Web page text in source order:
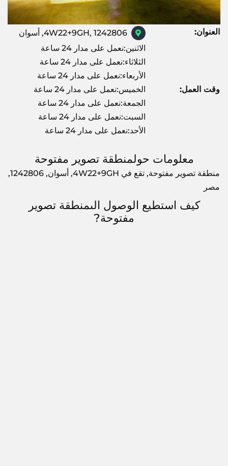
العنوان: 4W22+9GH, 1242806, أسوان
وقت العمل:
الاثنين:نعمل على مدار 24 ساعة
الثلاثاء:نعمل على مدار 24 ساعة
الأربعاء:نعمل على مدار 24 ساعة
الخميس:نعمل على مدار 24 ساعة
الجمعة:نعمل على مدار 24 ساعة
السبت:نعمل على مدار 24 ساعة
الأحد:نعمل على مدار 24 ساعة
معلومات حولمنطقة تصوير مفتوحة
منطقة تصوير مفتوحة, تقع في 4W22+9GH, أسوان, 1242806,
مصر
كيف استطيع الوصول الىمنطقة تصوير
مفتوحة?